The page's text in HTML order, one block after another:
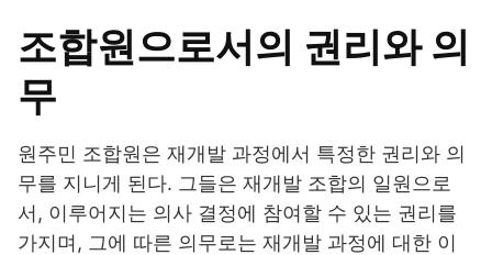
조합원으로서의 권리와 의
무
원주민 조합원은 재개발 과정에서 특정한 권리와 의
무를 지니게 된다. 그들은 재개발 조합의 일원으로
서, 이루어지는 의사 결정에 참여할 수 있는 권리를
가지며, 그에 따른 의무로는 재개발 과정에 대한 이